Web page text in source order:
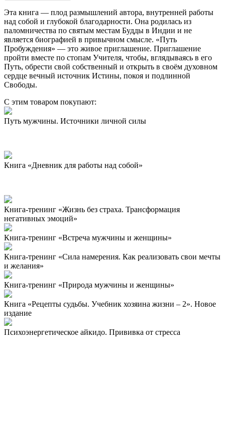
Эта книга — плод размышлений автора, внутренней работы
над собой и глубокой благодарности. Она родилась из
паломничества по святым местам Будды в Индии и не
является биографией в привычном смысле. «Путь
Пробуждения» — это живое приглашение. Приглашение
пройти вместе по стопам Учителя, чтобы, вглядываясь в его
Путь, обрести свой собственный и открыть в своём духовном
сердце вечный источник Истины, покоя и подлинной
Свободы.
С этим товаром покупают:
Путь мужчины. Источники личной силы
Книга «Дневник для работы над собой»
Книга-тренинг «Жизнь без страха. Трансформация
негативных эмоций»
Книга-тренинг «Встреча мужчины и женщины»
Книга-тренинг «Сила намерения. Как реализовать свои мечты
и желания»
Книга-тренинг «Природа мужчины и женщины»
Книга «Рецепты судьбы. Учебник хозяина жизни – 2». Новое
издание
Психоэнергетическое айкидо. Прививка от стресса